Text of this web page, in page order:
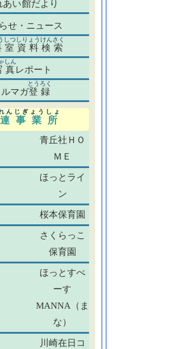
あい館だより
らせ・ニュース
室資料検索
しつしりょうけんさく
真
しん
レポート
ルマガ登録
とうろく
事業所
んじぎょうしょ
青丘社ＨＯ
ＭＥ
ほっとライ
ン
桜本保育園
さくらっこ
保育園
ほっとすぺ
ーす
MANNA（ま
な）
川崎在日コ